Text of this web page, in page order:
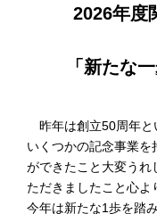
いて定時総会が開催
①1号議案 2025年度
②2号議案 収支計算
告承認の件
総会終了後、多数の来
われ、盛会裡に終了し
2026年度
「新たな
昨年は創立50周年と
いくつかの記念事業を
ができたこと大変うれ
ただきましたこと心よ
今年は新たな1歩を踏